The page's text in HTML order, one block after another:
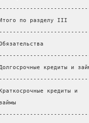
по разделу